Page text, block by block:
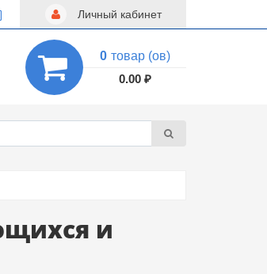
Личный кабинет
0 товар (ов)
0.00 ₽
и